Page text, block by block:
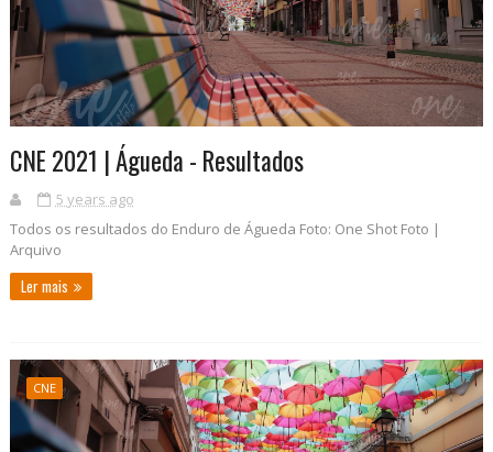
CNE 2021 | Águeda - Resultados
5 years ago
Todos os resultados do Enduro de Águeda Foto: One Shot Foto |
Arquivo
Ler mais
CNE